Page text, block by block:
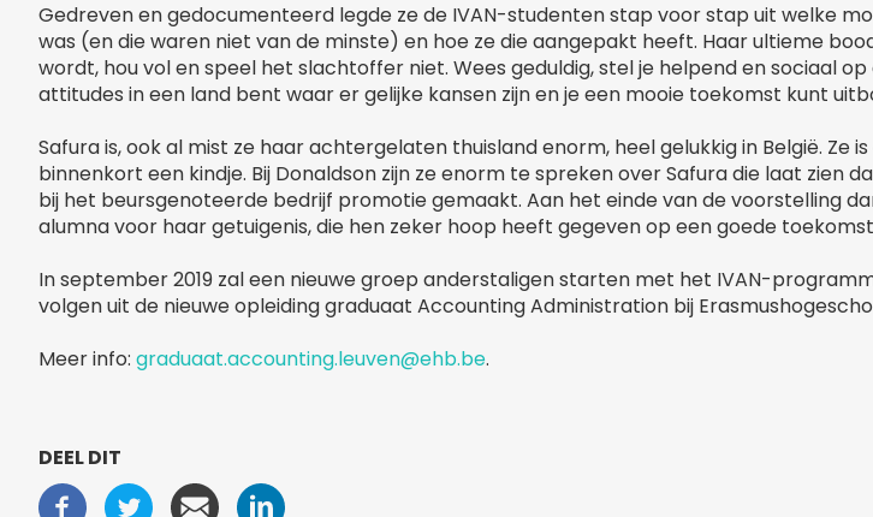
Gedreven en gedocumenteerd legde ze de IVAN-studenten stap voor stap uit welke
was (en die waren niet van de minste) en hoe ze die aangepakt heeft. Haar ultieme
wordt, hou vol en speel het slachtoffer niet. Wees geduldig, stel je helpend en sociaal
attitudes in een land bent waar er gelijke kansen zijn en je een mooie toekomst kunt
Safura is, ook al mist ze haar achtergelaten thuisland enorm, heel gelukkig in België. Ze
binnenkort een kindje. Bij Donaldson zijn ze enorm te spreken over Safura die laat zien
bij het beursgenoteerde bedrijf promotie gemaakt. Aan het einde van de voorstelling
alumna voor haar getuigenis, die hen zeker hoop heeft gegeven op een goede
In september 2019 zal een nieuwe groep anderstaligen starten met het IVAN-
volgen uit de nieuwe opleiding graduaat Accounting Administration bij
Meer info: graduaat.accounting.leuven@ehb.be.
DEEL DIT